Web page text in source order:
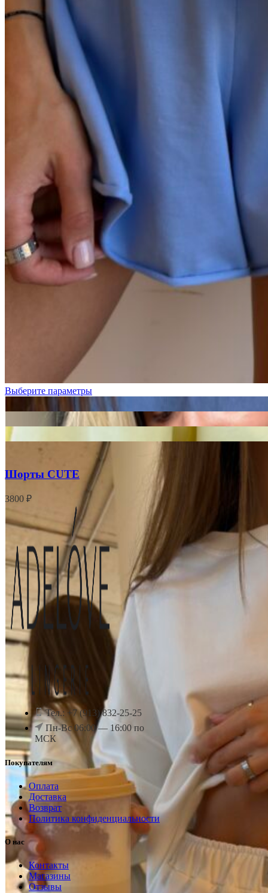
Черный
Выберите параметры
Шорты CUTE
3800 ₽
Тел.: +7 (913) 832-25-25
Пн-Вс 06:00 — 16:00 по
МСК
Покупателям
Оплата
Доставка
Возврат
Политика конфиденциальности
О нас
Контакты
Магазины
Отзывы